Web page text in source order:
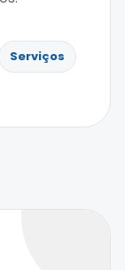
Serviços